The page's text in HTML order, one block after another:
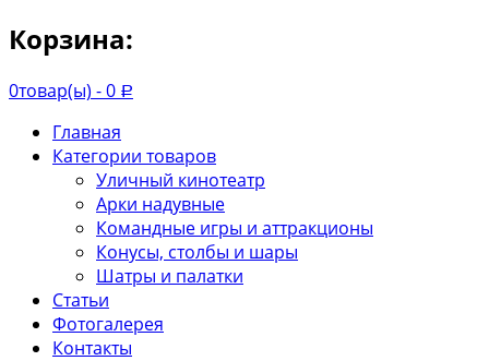
Корзина:
0товар(ы) -0 Р
Главная
Категории товаров
Уличный кинотеатр
Арки надувные
Командные игры и аттракционы
Конусы, столбы и шары
Шатры и палатки
Статьи
Фотогалерея
Контакты